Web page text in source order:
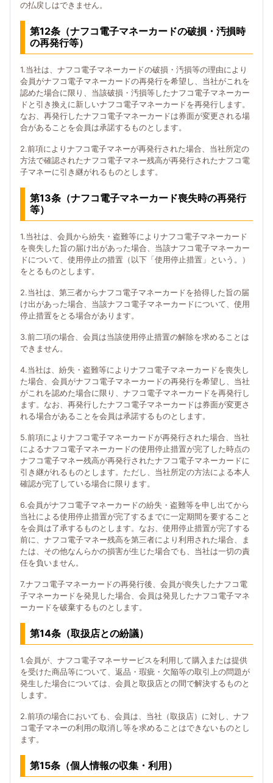
の払戻しはできません。
第12条（ナフコ電子マネーカードの破損・汚損時
の再発行等）
1.当社は、ナフコ電子マネーカードの破損・汚損等の理由により
会員がナフコ電子マネーカードの再発行を希望し、当社がこれを
認めた場合に限り、当該破損・汚損等したナフコ電子マネーカー
ドと引き換えに新しいナフコ電子マネーカードを再発行します。
なお、再発行したナフコ電子マネーカードは券面が変更される場
合があることを会員は承諾するものとします。
2.前項によりナフコ電子マネーが再発行された場合、当社所定の
方法で確認されたナフコ電子マネー残高が再発行されたナフコ電
子マネーに引き継がれるものとします。
第13条（ナフコ電子マネーカード喪失時の再発行
等）
1.当社は、会員から紛失・盗難等によりナフコ電子マネーカード
を喪失した旨の届け出があった場合、当該ナフコ電子マネーカー
ドについて、使用停止の措置（以下「使用停止措置」という。）
をとるものとします。
2.当社は、第三者からナフコ電子マネーカードを拾得した旨の届
け出があった場合、当該ナフコ電子マネーカードについて、使用
停止措置をとる場合があります。
3.前二項の場合、会員は当該使用停止措置の解除を求めることは
できません。
4.当社は、紛失・盗難等によりナフコ電子マネーカードを喪失し
た場合、会員がナフコ電子マネーカードの再発行を希望し、当社
がこれを認めた場合に限り、ナフコ電子マネーカードを再発行し
ます。なお、再発行したナフコ電子マネーカードは券面が変更さ
れる場合があることを会員は承諾するものとします。
5.前項によりナフコ電子マネーカードが再発行された場合、当社
によるナフコ電子マネーカードの使用停止措置が完了した時点の
ナフコ電子マネー残高が再発行されたナフコ電子マネーカードに
引き継がれるものとします。ただし、当社所定の方法による本人
確認が完了している場合に限ります。
6.会員がナフコ電子マネーカードの紛失・盗難等を申し出てから
当社による使用停止措置が完了するまでに一定期間を要すること
を会員は了承するものとします。なお、使用停止措置が完了する
前に、ナフコ電子マネー残高を第三者により利用された場合、ま
たは、その他なんらかの損害が生じた場合でも、当社は一切の責
任を負いません。
7.ナフコ電子マネーカードの再発行後、会員が喪失したナフコ電
子マネーカードを発見した場合、会員は発見したナフコ電子マネ
ーカードを破棄するものとします。
第14条（取扱店との紛議）
1.会員が、ナフコ電子マネーサービスを利用して購入または提供
を受けた商品等について、返品・瑕疵・欠陥等の取引上の問題が
発生した場合については、会員と取扱店との間で解決するものと
します。
2.前項の場合においても、会員は、当社（取扱店）に対し、ナフ
コ電子マネーの利用の取消し等を求めることはできないものとし
ます。
第15条（個人情報の収集・利用）